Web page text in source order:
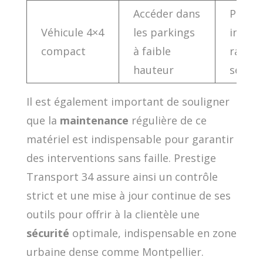
Véhicule 4×4
compact
Accéder dans
les parkings
à faible
hauteur
Il est également important de souligner
que la maintenance régulière de ce
matériel est indispensable pour garantir
des interventions sans faille. Prestige
Transport 34 assure ainsi un contrôle
strict et une mise à jour continue de ses
outils pour offrir à la clientèle une
sécurité optimale, indispensable en zone
urbaine dense comme Montpellier.